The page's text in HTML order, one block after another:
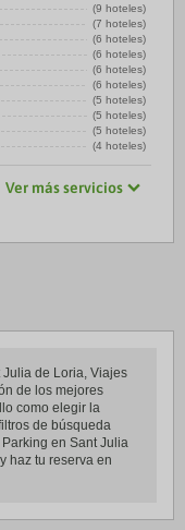
(9 hoteles)
(7 hoteles)
(6 hoteles)
(6 hoteles)
(6 hoteles)
(6 hoteles)
(5 hoteles)
(5 hoteles)
(5 hoteles)
(4 hoteles)
Ver más servicios
de Loria, Viajes
de los mejores
como elegir la
de búsqueda
en Sant Julia
haz tu reserva en